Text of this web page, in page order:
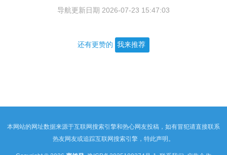
导航更新日期 2026-07-23 15:47:03
还有更赞的 我来推荐
本网站的网址数据来源于互联网搜索引擎和热心网友投稿，如有冒犯请直接联系
热友网友或追踪互联网搜索引擎，特此声明。